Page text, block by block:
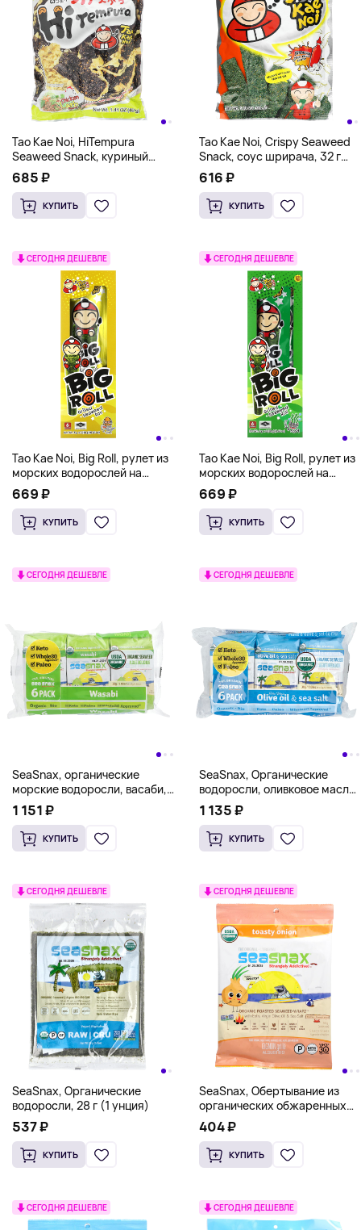
Tao Kae Noi, HiTempura
Seaweed Snack, куриный
ларб, 40 г (1,41 унции)
685 ₽
КУПИТЬ
Tao Kae Noi, Crispy Seaweed
Snack, соус шрирача, 32 г
(1,12 унции)
616 ₽
КУПИТЬ
СЕГОДНЯ ДЕШЕВЛЕ
Tao Kae Noi, Big Roll, рулет из
морских водорослей на
гриле, острые кальмары на
гриле, 6 пакетиков по 3 г (0,11
унции)
669 ₽
КУПИТЬ
СЕГОДНЯ ДЕШЕВЛЕ
Tao Kae Noi, Big Roll, рулет из
морских водорослей на
гриле, классический, 6
пакетиков по 3 г (0,11 унции)
669 ₽
КУПИТЬ
СЕГОДНЯ ДЕШЕВЛЕ
SeaSnax, органические
морские водоросли, васаби,
6 пакетиков по 5 г (0,18
унции)
1 151 ₽
КУПИТЬ
СЕГОДНЯ ДЕШЕВЛЕ
SeaSnax, Органические
водоросли, оливковое масло
высшего качества и морская
соль, 6 пакетиков по 5 г (0,18
унции)
1 135 ₽
КУПИТЬ
СЕГОДНЯ ДЕШЕВЛЕ
SeaSnax, Органические
водоросли, 28 г (1 унция)
537 ₽
КУПИТЬ
СЕГОДНЯ ДЕШЕВЛЕ
SeaSnax, Обертывание из
органических обжаренных
морских водорослей с
оливковым маслом первого
отжима и морской солью,
поджаренный лук, 5 больших
404 ₽
КУПИТЬ
СЕГОДНЯ ДЕШЕВЛЕ СЕГОДНЯ ДЕШЕВЛЕ